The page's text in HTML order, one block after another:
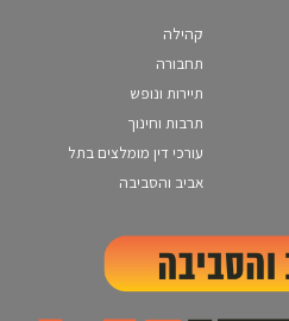
קהילה
תחבורה
תיירות ונופש
תרבות וחינוך
עורכי דין מומלצים בתל
אביב והסביבה